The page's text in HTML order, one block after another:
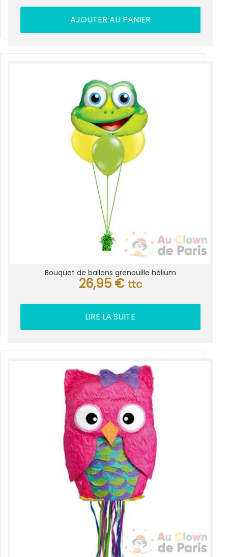
AJOUTER AU PANIER
Bouquet de ballons grenouille hélium
26,95 € ttc
LIRE LA SUITE